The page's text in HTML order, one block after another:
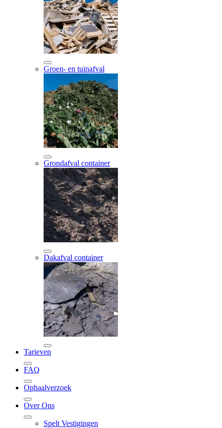
Groen- en tuinafval
Grondafval container
Dakafval container
Tarieven
FAQ
Ophaalverzoek
Over Ons
Spelt Vestigingen